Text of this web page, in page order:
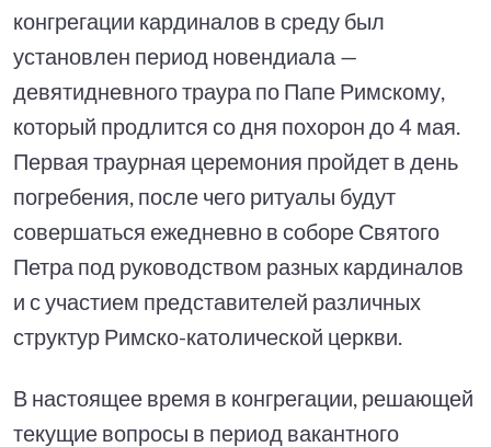
конгрегации кардиналов в среду был
установлен период новендиала —
девятидневного траура по Папе Римскому,
который продлится со дня похорон до 4 мая.
Первая траурная церемония пройдет в день
погребения, после чего ритуалы будут
совершаться ежедневно в соборе Святого
Петра под руководством разных кардиналов
и с участием представителей различных
структур Римско-католической церкви.
В настоящее время в конгрегации, решающей
текущие вопросы в период вакантного